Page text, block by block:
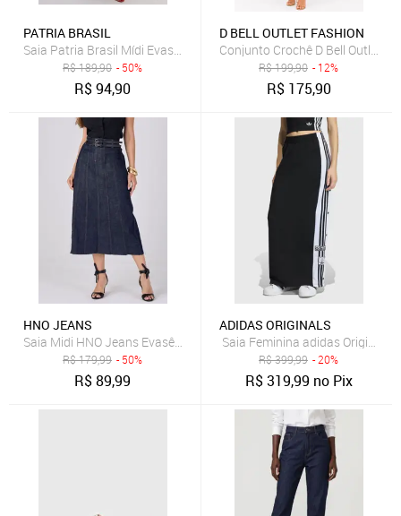
PATRIA BRASIL
Saia Patria Brasil Mídi Evasê de Jeans Feminina
R$189,90 - 50%
R$94,90
D BELL OUTLET FASHION
Conjunto Crochê D Bell Outlet
R$199,90 - 12%
R$ 175,90
HNO JEANS
Saia Midi HNO Jeans Evasê com Cinto e Cintura Alta Azul Escuro
R$179,99 - 50%
R$89,99
ADIDAS ORIGINALS
Saia Feminina adidas Originals
R$399,99 - 20%
R$319,99 no Pix